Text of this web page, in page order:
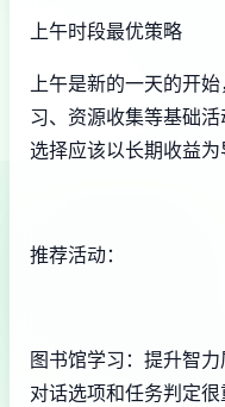
上午时段最优策略
上午是新的一天的开
习、资源收集等基础
选择应该以长期收益为
推荐活动：
图书馆学习：提升智
对话选项和任务判定很